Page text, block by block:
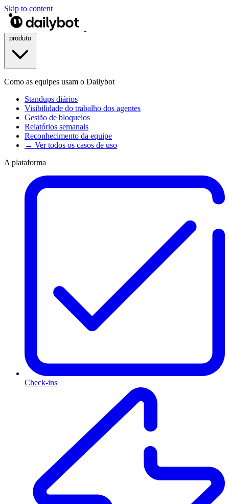
Skip to content
Como as equipes usam o Dailybot
Standups diários
Visibilidade do trabalho dos agentes
Gestão de bloqueios
Relatórios semanais
Reconhecimento da equipe
→ Ver todos os casos de uso
A plataforma
Check-ins